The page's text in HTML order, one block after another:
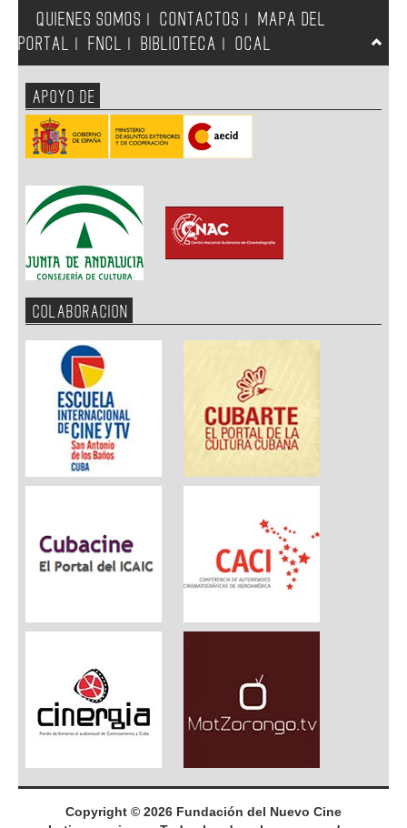
QUIENES SOMOS CONTACTOS
MAPA DEL
PORTAL
FNCL BIBLIOTECA OCAL
APOYO DE
COLABORACION
Copyright © 2026 Fundación del Nuevo Cine